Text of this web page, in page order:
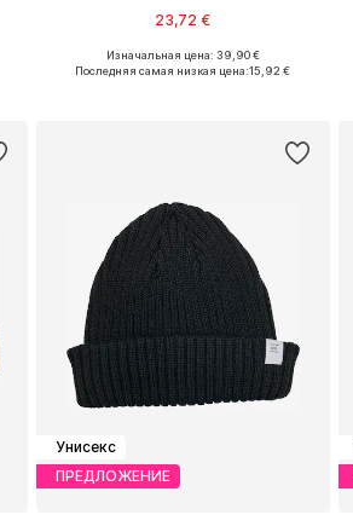
23,72 €
Доступные размеры: 55-60
Изначальная цена: 39,90 €
Последняя самая низкая цена:15,92 €
Унисекс
ПРЕДЛОЖЕНИЕ